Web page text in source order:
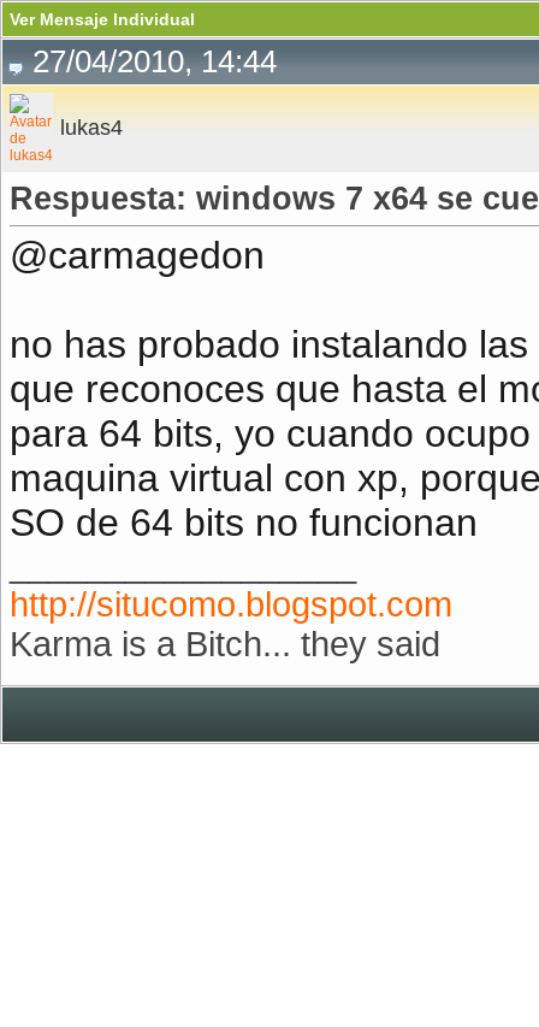
Ver Mensaje Individual
27/04/2010, 14:44
lukas4
Respuesta: windows 7 x64 se
@carmagedon
no has probado instalando
que reconoces que hasta el
para 64 bits, yo cuando
maquina virtual con xp,
SO de 64 bits no funcionan
http://situcomo.blogspot.com
Karma is a Bitch... they said